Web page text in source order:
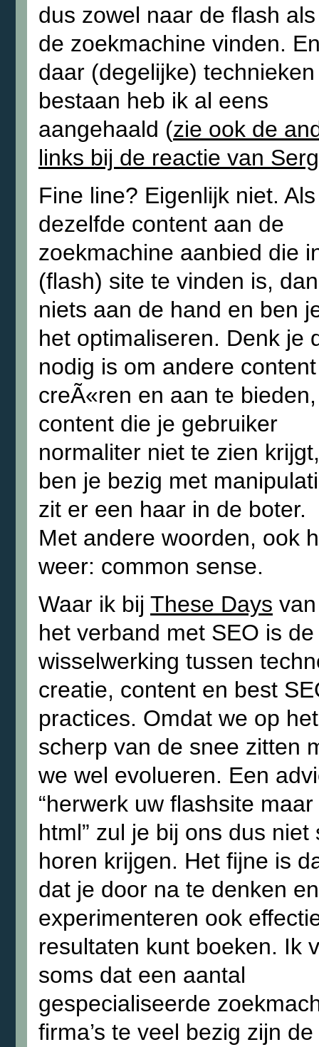
dus zowel naar de flash
de zoekmachine vinden.
daar (degelijke)
bestaan heb ik al eens
aangehaald (zie ook de
links bij de reactie van
Fine line? Eigenlijk niet.
dezelfde content aan de
zoekmachine aanbied die
(flash) site te vinden is,
niets aan de hand en ben
het optimaliseren. Denk je
nodig is om andere
creÃ«ren en aan te bieden,
content die je gebruiker
normaliter niet te zien
ben je bezig met
zit er een haar in de boter.
Met andere woorden, ook
weer: common sense.
Waar ik bij These Days
het verband met SEO is de
wisselwerking tussen
creatie, content en best
practices. Omdat we op het
scherp van de snee zitten
we wel evolueren. Een
“herwerk uw flashsite maar
html” zul je bij ons dus niet
horen krijgen. Het fijne is
dat je door na te denken
experimenteren ook
resultaten kunt boeken. Ik
soms dat een aantal
gespecialiseerde
firma’s te veel bezig zijn de